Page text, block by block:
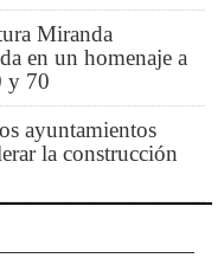
Miranda
en un homenaje a
y 70
ayuntamientos
la construcción